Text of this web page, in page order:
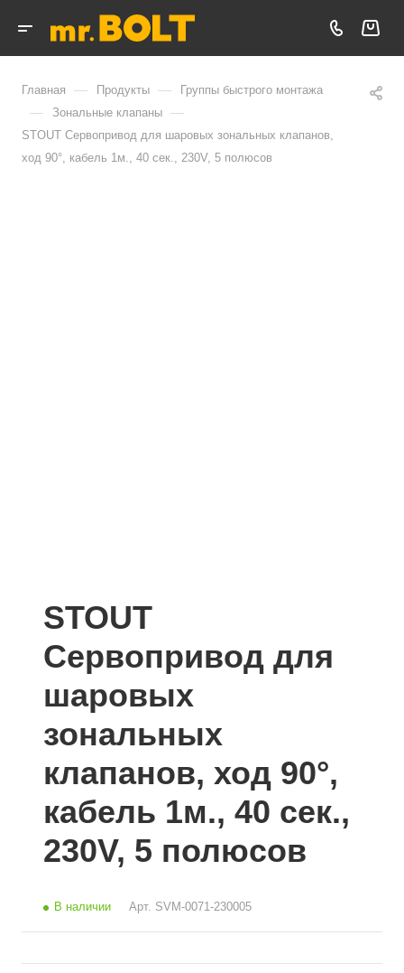
Главная — Продукты — Группы быстрого монтажа
— Зональные клапаны —
STOUT Сервопривод для шаровых зональных клапанов,
ход 90°, кабель 1м., 40 сек., 230V, 5 полюсов
STOUT
Сервопривод для
шаровых
зональных
клапанов, ход 90°,
кабель 1м., 40 сек.,
230V, 5 полюсов
В наличии Арт. SVM-0071-230005